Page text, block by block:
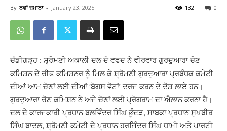
By ਨਵਾਂ ਜ਼ਮਾਨਾ - January 23, 2025 0
132
ਚੰਡੀਗੜ੍ਹ : ਸ਼੍ਰੋਮਣੀ ਅਕਾਲੀ ਦਲ ਦੇ ਵਫਦ ਨੇ ਵੀਰਵਾਰ ਗੁਰਦੁਆਰਾ ਚੋਣ
ਕਮਿਸ਼ਨ ਦੇ ਚੀਫ ਕਮਿਸ਼ਨਰ ਨੂੰ ਮਿਲ ਕੇ ਸ਼੍ਰੋਮਣੀ ਗੁਰਦੁਆਰਾ ਪ੍ਰਬੰਧਕ ਕਮੇਟੀ
ਦੀਆਂ ਆਮ ਚੋਣਾਂ ਲਈ ਦੀਆਂ ‘ਬੋਗਸ ਵੋਟਾਂ’ ਦਰਜ ਕਰਨ ਦੇ ਦੋਸ਼ ਲਾਏ ਹਨ।
ਗੁਰਦੁਆਰਾ ਚੋਣ ਕਮਿਸ਼ਨ ਨੇ ਅਜੇ ਚੋਣਾਂ ਲਈ ਪ੍ਰੋਗਰਾਮ ਦਾ ਐਲਾਨ ਕਰਨਾ ਹੈ।
ਦਲ ਦੇ ਕਾਰਜਕਾਰੀ ਪ੍ਰਧਾਨ ਬਲਵਿੰਦਰ ਸਿੰਘ ਭੂੰਦੜ, ਸਾਬਕਾ ਪ੍ਰਧਾਨ ਸੁਖਬੀਰ
ਸਿੰਘ ਬਾਦਲ, ਸ਼੍ਰੋਮਣੀ ਕਮੇਟੀ ਦੇ ਪ੍ਰਧਾਨ ਹਰਜਿੰਦਰ ਸਿੰਘ ਧਾਮੀ ਅਤੇ ਪਾਰਟੀ